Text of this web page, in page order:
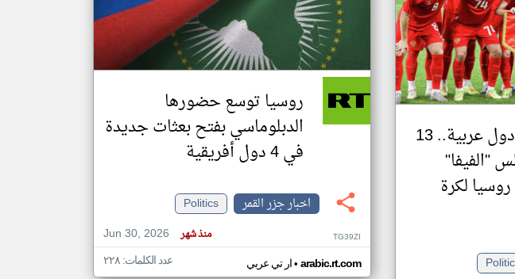
تغيير الدولة
اخبار جزر القمر على مدار الساعة
أهم اخبار جزر القمر العاجلة والمباشرة
بينهم ممثلو 7 دول عربية.. 13
"الفيفا"
لكرة
روسيا توسع حضورها
الدبلوماسي بفتح بعثات جديدة
في 4 دول أفريقية
اخبار جزر القمر
Politics
Jun 30, 2026
منذ شهر TG39ZI
ار تي عربي• arabic.rt.com عدد الكلمات: ٢٢٨
klyoum.com